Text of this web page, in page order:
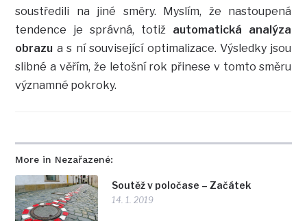
More in Nezařazené:
Soutěž v poločase – Začátek
14. 1. 2019
soustředili na jiné směry. Myslím, že nastoupená
tendence je správná, totiž automatická analýza
obrazu a s ní související optimalizace. Výsledky jsou
slibné a věřím, že letošní rok přinese v tomto směru
významné pokroky.